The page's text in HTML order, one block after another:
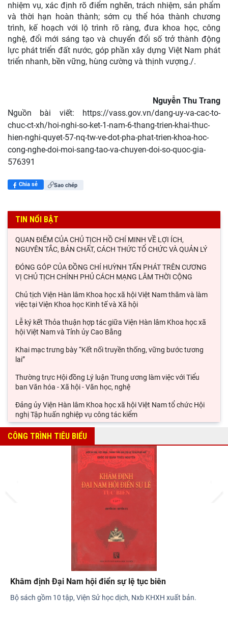
nhiệm vụ, xác định rõ điểm nghẽn, trách nhiệm, sản phẩm
và thời hạn hoàn thành; sớm cụ thể hóa thành chương
trình, kế hoạch với lộ trình rõ ràng, đưa khoa học, công
nghệ, đổi mới sáng tạo và chuyển đổi số trở thành động
lực phát triển đất nước, góp phần xây dựng Việt Nam phát
triển nhanh, bền vững, hùng cường và thịnh vượng./.
Nguyễn Thu Trang
Nguồn bài viết:
https://vass.gov.vn/dang-uy-va-cac-to-
chuc-ct-xh/hoi-nghi-so-ket-1-nam-6-thang-trien-khai-thuc-
hien-nghi-quyet-57-nq-tw-ve-dot-pha-phat-trien-khoa-hoc-
cong-nghe-doi-moi-sang-tao-va-chuyen-doi-so-quoc-gia-
576391
Chia sẻ Sao chép
TIN NỔI BẬT
QUAN ĐIỂM CỦA CHỦ TỊCH HỒ CHÍ MINH VỀ LỢI ÍCH,
NGUYÊN TẮC, BẢN CHẤT, CÁCH THỨC TỔ CHỨC VÀ QUẢN LÝ
ĐÓNG GÓP CỦA ĐỒNG CHÍ HUỲNH TẤN PHÁT TRÊN CƯƠNG
VỊ CHỦ TỊCH CHÍNH PHỦ CÁCH MẠNG LÂM THỜI CỘNG
Chủ tịch Viện Hàn lâm Khoa học xã hội Việt Nam thăm và làm
việc tại Viện Khoa học Kinh tế và Xã hội
Lễ ký kết Thỏa thuận hợp tác giữa Viện Hàn lâm Khoa học xã
hội Việt Nam và Tỉnh ủy Cao Bằng
Khai mạc trưng bày “Kết nối truyền thống, vững bước tương
lai”
Thường trực Hội đồng Lý luận Trung ương làm việc với Tiểu
ban Văn hóa - Xã hội - Văn học, nghệ
Đảng ủy Viện Hàn lâm Khoa học xã hội Việt Nam tổ chức Hội
nghị Tập huấn nghiệp vụ công tác kiểm
Viện Sử học tham gia Hội thảo khoa học quốc gia "Danh nhân
Hội thảo khoa học quốc gia “Danh nhân văn hóa Lê Quý Đôn -
Di sản và giá trị thời đại”
Rà soát công tác chuẩn bị Hội thảo khoa học quốc gia "Danh
nhân văn hóa Lê Quý Đôn - Di sản và giá
CÔNG TRÌNH TIÊU BIỂU